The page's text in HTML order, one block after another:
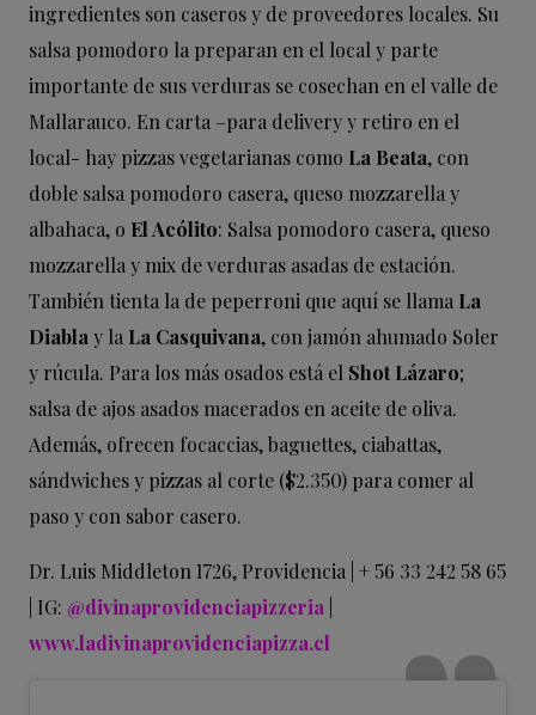
ingredientes son caseros y de proveedores locales. Su
salsa pomodoro la preparan en el local y parte
importante de sus verduras se cosechan en el valle de
Mallarauco. En carta –para delivery y retiro en el
local- hay pizzas vegetarianas como La Beata, con
doble salsa pomodoro casera, queso mozzarella y
albahaca, o El Acólito: Salsa pomodoro casera, queso
mozzarella y mix de verduras asadas de estación.
También tienta la de peperroni que aquí se llama La
Diabla y la La Casquivana, con jamón ahumado Soler
y rúcula. Para los más osados está el Shot Lázaro;
salsa de ajos asados macerados en aceite de oliva.
Además, ofrecen focaccias, baguettes, ciabattas,
sándwiches y pizzas al corte ($2.350) para comer al
paso y con sabor casero.
Dr. Luis Middleton 1726, Providencia | + 56 33 242 58 65
| IG: @divinaprovidenciapizzeria
www.ladivinaprovidenciapizza.cl